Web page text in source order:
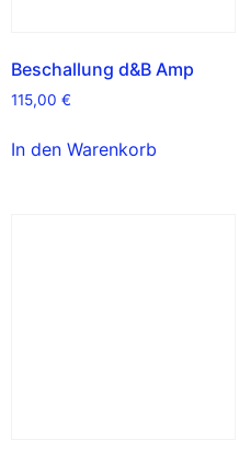
Beschallung d&B Amp
115,00 €
In den Warenkorb